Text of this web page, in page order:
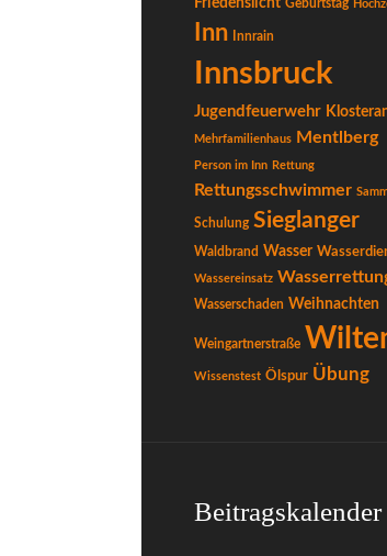
Friedenslicht Geburtstag
Inn Innrain
Innsbruck
Jugendfeuerwehr
Mehrfamilienhaus Mentlberg
Person im Inn Rettung
Rettungsschwimmer
Schulung Sieglanger
Waldbrand Wasser
Wassereinsatz
Wasserschaden Weihnachten
Weingartnerstraße
Wissenstest Ölspur Übung
Beitragskalender